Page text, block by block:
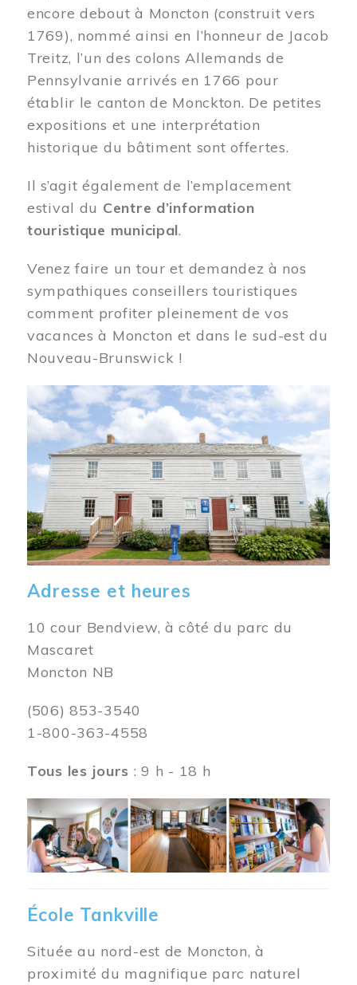
encore debout à Moncton (construit vers
1769), nommé ainsi en l’honneur de Jacob
Treitz, l’un des colons Allemands de
Pennsylvanie arrivés en 1766 pour
établir le canton de Monckton. De petites
expositions et une interprétation
historique du bâtiment sont offertes.
Il s’agit également de l’emplacement
estival du Centre d’information
touristique municipal.
Venez faire un tour et demandez à nos
sympathiques conseillers touristiques
comment profiter pleinement de vos
vacances à Moncton et dans le sud-est du
Nouveau-Brunswick !
Image
Adresse et heures
10 cour Bendview, à côté du parc du
Mascaret
Moncton NB
(506) 853-3540
1-800-363-4558
Tous les jours : 9 h - 18 h
Image
École Tankville
Située au nord-est de Moncton, à
proximité du magnifique parc naturel